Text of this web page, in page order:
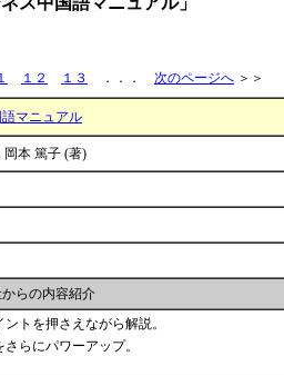
１２ １３ ．．． 次のページへ ＞＞
マニュアル
岡本 篤子 (著)
らの内容紹介
トを押さえながら解説。
らにパワーアップ。